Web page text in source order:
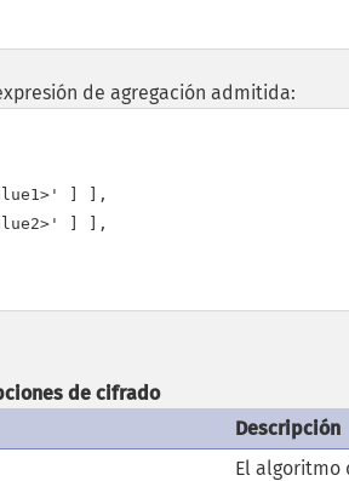
de agregación admitida:
] ],
] ],
de cifrado
Descripción
El algoritmo